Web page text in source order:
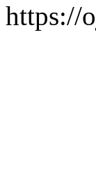
https://